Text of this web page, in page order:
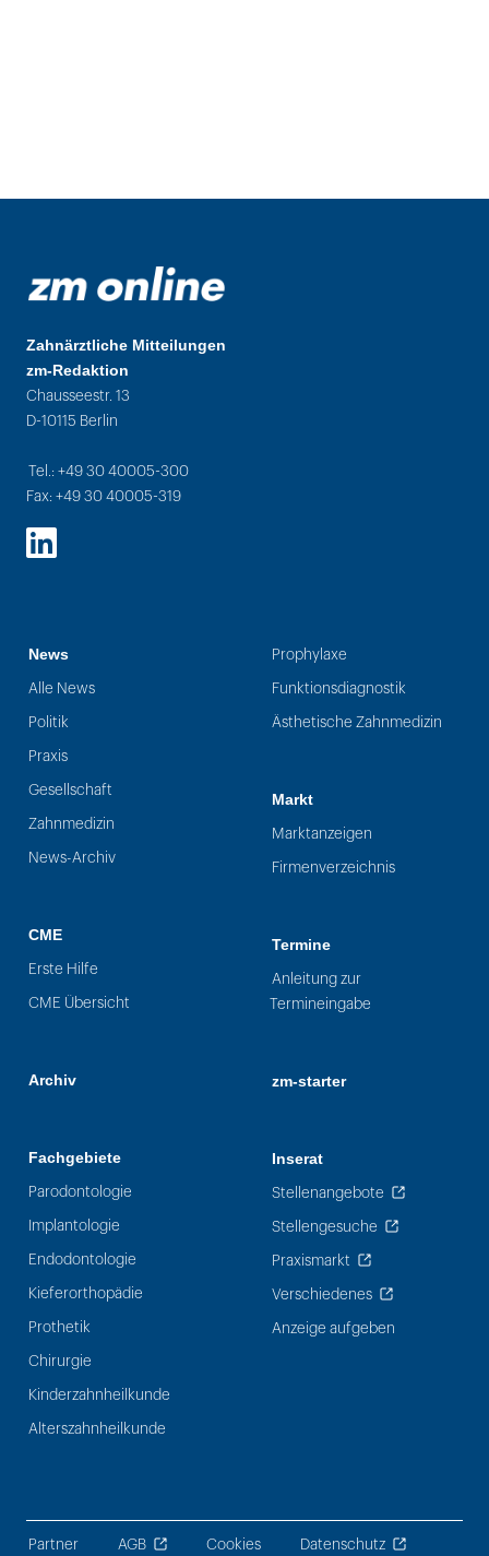
Zahnärztliche Mitteilungen
zm-Redaktion
Chausseestr. 13
D-10115 Berlin
Tel.: +49 30 40005-300
Fax: +49 30 40005-319
LinkedIn
News
Alle News
Politik
Praxis
Gesellschaft
Zahnmedizin
News-Archiv
CME
Erste Hilfe
CME Übersicht
Archiv
Fachgebiete
Parodontologie
Implantologie
Endodontologie
Kieferorthopädie
Prothetik
Chirurgie
Kinderzahnheilkunde
Alterszahnheilkunde
Prophylaxe
Funktionsdiagnostik
Ästhetische Zahnmedizin
Markt
Marktanzeigen
Firmenverzeichnis
Termine
Anleitung zur
Termineingabe
zm-starter
Inserat
Stellenangebote
Stellengesuche
Praxismarkt
Verschiedenes
Anzeige aufgeben
Partner AGB Cookies Datenschutz